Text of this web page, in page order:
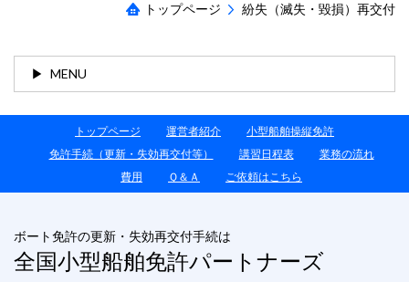
トップページ 紛失（滅失・毀損）再交付
MENU
トップページ 運営者紹介
小型船舶操縦免許
免許手続（更新・失効再交付等）
講習日程表
業務の流れ
費用
Ｑ＆Ａ ご依頼はこちら
ボート免許の更新・失効再交付手続は
全国小型船舶免許パートナーズ